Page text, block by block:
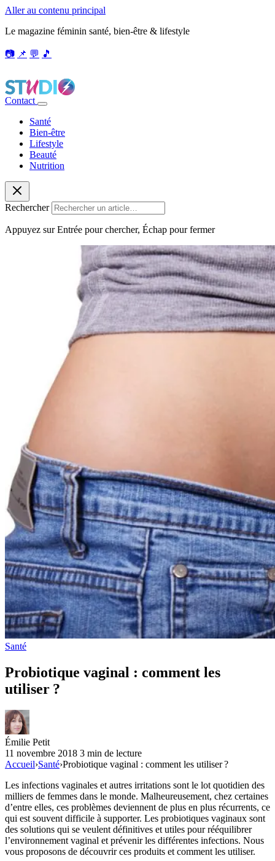
Aller au contenu principal
Le magazine féminin santé, bien-être & lifestyle
📷 📌 💬 🎵
Contact
Santé
Bien-être
Lifestyle
Beauté
Nutrition
Rechercher
Appuyez sur Entrée pour chercher, Échap pour fermer
Santé
Probiotique vaginal : comment les
utiliser ?
Émilie Petit
11 novembre 2018 3 min de lecture
Accueil›Santé›Probiotique vaginal : comment les utiliser ?
Les infections vaginales et autres irritations sont le lot quotidien des
milliers de femmes dans le monde. Malheureusement, chez certaines
d’entre elles, ces problèmes deviennent de plus en plus récurrents, ce
qui est souvent difficile à supporter. Les probiotiques vaginaux sont
des solutions qui se veulent définitives et utiles pour rééquilibrer
l’environnement vaginal et prévenir les différentes infections. Nous
vous proposons de découvrir ces produits et comment les utiliser.